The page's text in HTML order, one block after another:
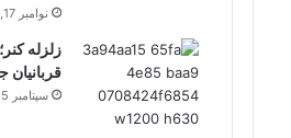
نوامبر 17, 2025
زلزله
قربانیان
سپتامبر 5, 2025